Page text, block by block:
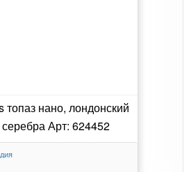
топаз нано, лондонский
серебра Арт: 624452